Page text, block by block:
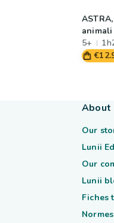
animali
5+
About
Our
Lunii
Our
Lunii
Fiches